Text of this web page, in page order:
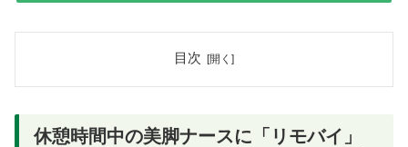
目次
休憩時間中の美脚ナースに「リモバイ」